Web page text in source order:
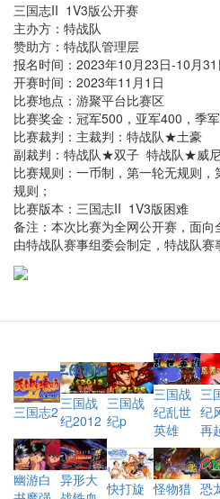
三国志II 1V3版公开赛
主办方：特战队
赞助方：特战队管理层
报名时间：2023年10月23日-10月31
开赛时间：2023年11月1日
比赛地点：游聚平台比赛区
比赛奖金：冠军500，亚军400，季
比赛裁判：主裁判：特战队★土豪
副裁判：特战队★双子 特战队★威
比赛规则：一币制，第一轮无规则
规则；
比赛版本：三国志II 1V3版困难
备注：本次比赛为全网公开赛，面
由特战队赛事组委会制定，特战队赛
三国志2
三国战
纪2012
三国战
纪p
三国战
纪乱世
英雄
三
纪
再
幽游白 异形大 快打旋 怪物猎 恐